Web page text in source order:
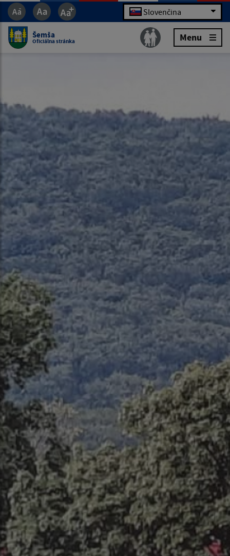
Slovenčina
Šemša
Oficiálna stránka Menu